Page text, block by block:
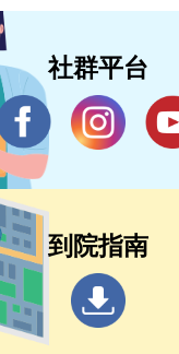
社群平台
到院指南